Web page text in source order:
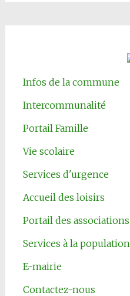
Infos de la commune
Intercommunalité
Portail Famille
Vie scolaire
Services d'urgence
Accueil des loisirs
Portail des associations
Services à la population
E-mairie
Contactez-nous